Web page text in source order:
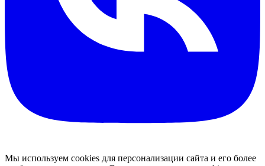
Мы используем cookies для персонализации сайта и его более